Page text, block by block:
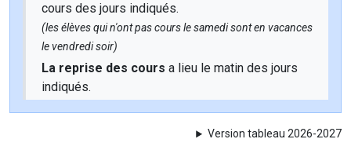
cours des jours indiqués.
(les élèves qui n'ont pas cours le samedi sont en vacances
le vendredi soir)
La reprise des cours a lieu le matin des jours
indiqués.
Version tableau 2026-2027